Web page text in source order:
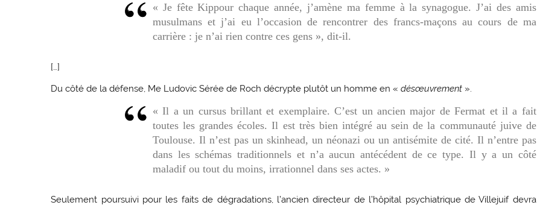
« Je fête Kippour chaque année, j’amène ma femme à la synagogue. J’ai des amis
musulmans et j’ai eu l’occasion de rencontrer des francs-maçons au cours de ma
carrière : je n’ai rien contre ces gens », dit-il.
[…]
Du côté de la défense, Me Ludovic Sérée de Roch décrypte plutôt un homme en «désœuvrement ».
« Il a un cursus brillant et exemplaire. C’est un ancien major de Fermat et il a fait
toutes les grandes écoles. Il est très bien intégré au sein de la communauté juive de
Toulouse. Il n’est pas un skinhead, un néonazi ou un antisémite de cité. Il n’entre pas
dans les schémas traditionnels et n’a aucun antécédent de ce type. Il y a un côté
maladif ou tout du moins, irrationnel dans ses actes. »
Seulement poursuivi pour les faits de dégradations, l’ancien directeur de l’hôpital psychiatrique de Villejuif devra